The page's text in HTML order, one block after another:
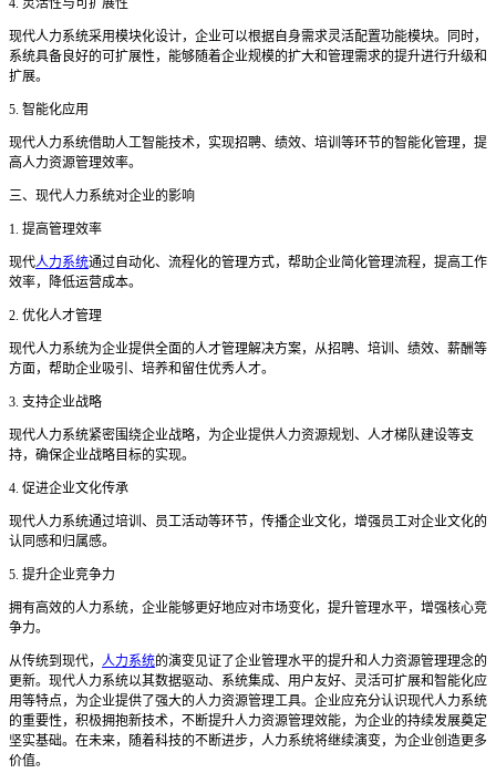
4. 灵活性与可扩展性
现代人力系统采用模块化设计，企业可以根据自身需求灵活配置功能模块。同时，
系统具备良好的可扩展性，能够随着企业规模的扩大和管理需求的提升进行升级和
扩展。
5. 智能化应用
现代人力系统借助人工智能技术，实现招聘、绩效、培训等环节的智能化管理，提
高人力资源管理效率。
三、现代人力系统对企业的影响
1. 提高管理效率
现代人力系统通过自动化、流程化的管理方式，帮助企业简化管理流程，提高工作
效率，降低运营成本。
2. 优化人才管理
现代人力系统为企业提供全面的人才管理解决方案，从招聘、培训、绩效、薪酬等
方面，帮助企业吸引、培养和留住优秀人才。
3. 支持企业战略
现代人力系统紧密围绕企业战略，为企业提供人力资源规划、人才梯队建设等支
持，确保企业战略目标的实现。
4. 促进企业文化传承
现代人力系统通过培训、员工活动等环节，传播企业文化，增强员工对企业文化的
认同感和归属感。
5. 提升企业竞争力
拥有高效的人力系统，企业能够更好地应对市场变化，提升管理水平，增强核心竞
争力。
从传统到现代， 人力系统的演变见证了企业管理水平的提升和人力资源管理理念的
更新。现代人力系统以其数据驱动、系统集成、用户友好、灵活可扩展和智能化应
用等特点，为企业提供了强大的人力资源管理工具。企业应充分认识现代人力系统
的重要性，积极拥抱新技术，不断提升人力资源管理效能，为企业的持续发展奠定
坚实基础。在未来，随着科技的不断进步，人力系统将继续演变，为企业创造更多
价值。